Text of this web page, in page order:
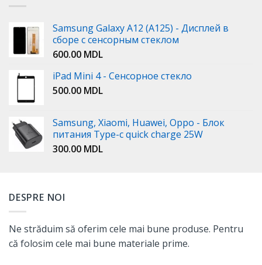
Samsung Galaxy A12 (A125) - Дисплей в
сборе с сенсорным стеклом
600.00 MDL
iPad Mini 4 - Сенсорное стекло
500.00 MDL
Samsung, Xiaomi, Huawei, Oppo - Блок
питания Type-c quick charge 25W
300.00 MDL
DESPRE NOI
Ne străduim să oferim cele mai bune produse. Pentru
că folosim cele mai bune materiale prime.